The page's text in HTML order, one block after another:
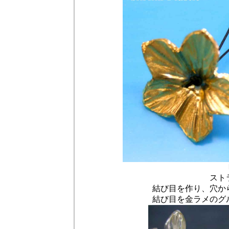
スト
結び目を作り、穴か
結び目を金ラメのグ